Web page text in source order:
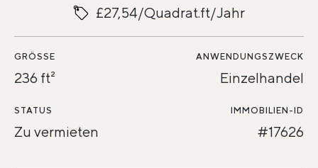
£27,54/Quadrat.ft/Jahr
GRÖSSE
236 ft²
ANWENDUNGSZWECK
Einzelhandel
STATUS
Zu vermieten
IMMOBILIEN-ID
#17626